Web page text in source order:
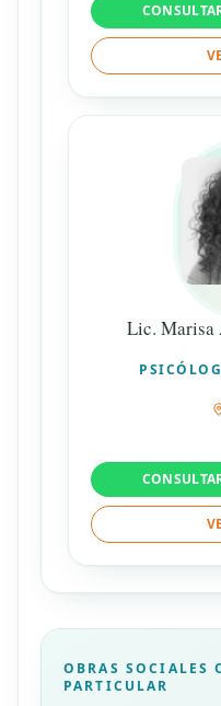
Lic. Marisa
OBRAS SOCIALES
PARTICULAR